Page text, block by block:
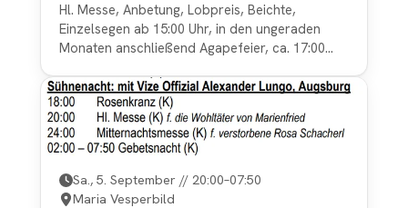
Hl. Messe, Anbetung, Lobpreis, Beichte,
Einzelsegen ab 15:00 Uhr, in den ungeraden
Monaten anschließend Agapefeier, ca. 17:00
Sa., 5. September // 20:00–07:50
Maria Vesperbild